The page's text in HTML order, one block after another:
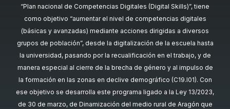
“Plan nacional de Competencias Digitales (Digital Skills)”, tiene
como objetivo “aumentar el nivel de competencias digitales
(básicas y avanzadas) mediante acciones dirigidas a diversos
grupos de población”, desde la digitalización de la escuela hasta
la universidad, pasando por la recualificación en el trabajo, y de
manera especial al cierre de la brecha de género y al impulso de
la formación en las zonas en declive demográfico (C19.I01). Con
ese objetivo se desarrolla este programa ligado a la Ley 13/2023,
de 30 de marzo, de Dinamización del medio rural de Aragón que